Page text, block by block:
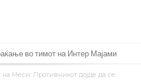
за Феран Торес
на Меси: Противникот дојде да се